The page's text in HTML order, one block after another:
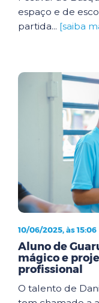
espaço e de
partida... [saiba
10/06/2025, às 15:06
Aluno de
mágico e
profissional
O talento de